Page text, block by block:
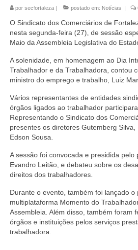
por secfortaleza | postado em: Notícias |
O Sindicato dos Comerciários de
nesta segunda-feira (27), de sessão
Maio da Assembleia Legislativa do
A solenidade, em homenagem ao Dia
Trabalhador e da Trabalhadora, contou
ministro do emprego e trabalho, Luiz
Vários representantes de entidades
órgãos ligados ao trabalhador
Representando o Sindicato dos
presentes os diretores Gutemberg
Edson Sousa.
A sessão foi convocada e presidida pelo
Evandro Leitão, e debateu sobre os
direitos dos trabalhadores.
Durante o evento, também foi lançado o
multiplataforma Momento do
Assembleia. Além disso, também foram
órgãos e instituições pelos serviços
trabalhadora.